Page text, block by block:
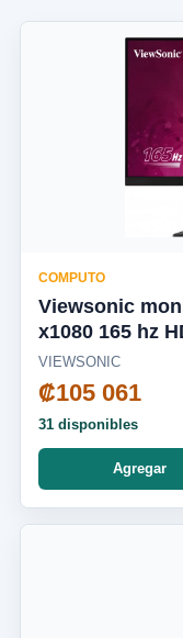
COMPUTO
Viewsonic monitor
x1080 165 hz
VIEWSONIC
₡105 061
31 disponibles
Agregar